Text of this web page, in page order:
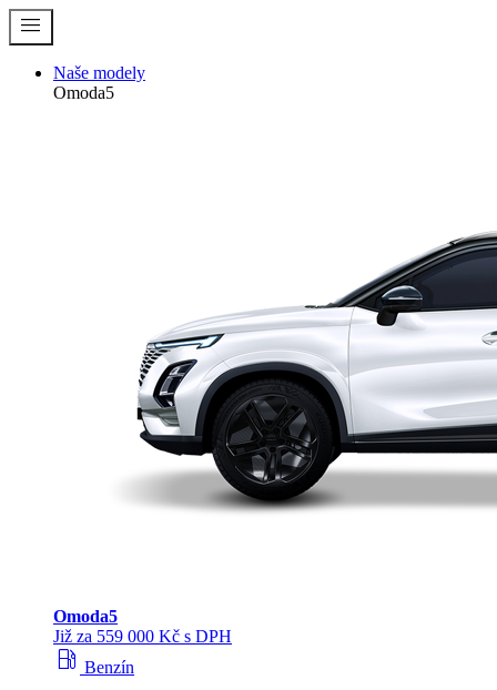
menu
Naše modely
Omoda5
Omoda5
Již za 559 000 Kč s DPH
local_gas_station Benzín